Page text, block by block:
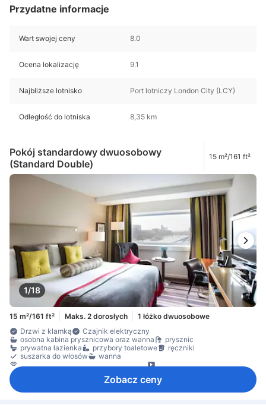
Przydatne informacje
Wart swojej ceny 8.0
Ocena lokalizację 9.1
Najbliższe lotnisko Port lotniczy London City (LCY)
Odległość do lotniska 8,35 km
Pokój standardowy dwuosobowy
(Standard Double)
15 m²/161 ft²
1/18
15 m²/161 ft² Maks. 2 dorosłych
1 łóżko dwuosobowe
Drzwi z klamką
Czajnik elektryczny
osobna kabina prysznicowa oraz wanna
prysznic
prywatna łazienka
przybory toaletowe
ręczniki
suszarka do włosów
wanna
dostęp do Internetu – bezprzewodowy
filmy na życzenie
Internet przez LAN – bezpłatny
Internet przez Wi-Fi – za opłatą
Zobacz ceny